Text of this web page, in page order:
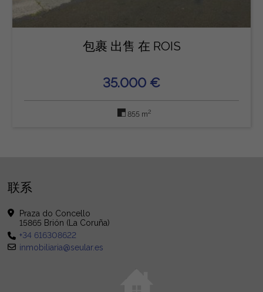
包裹 出售 在 ROIS
35.000 €
855 m2
联系
Praza do Concello
15865 Brión (La Coruña)
+34 616308622
inmobiliaria@seular.es